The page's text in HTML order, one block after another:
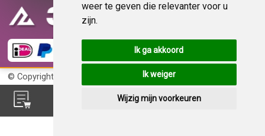
weer te geven die relevanter voor u
zijn.
Ik ga akkoord
Ik weiger
Wijzig mijn voorkeuren
© Copyright 2026